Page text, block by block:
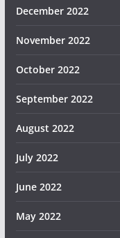
December 2022
November 2022
October 2022
September 2022
August 2022
July 2022
June 2022
May 2022